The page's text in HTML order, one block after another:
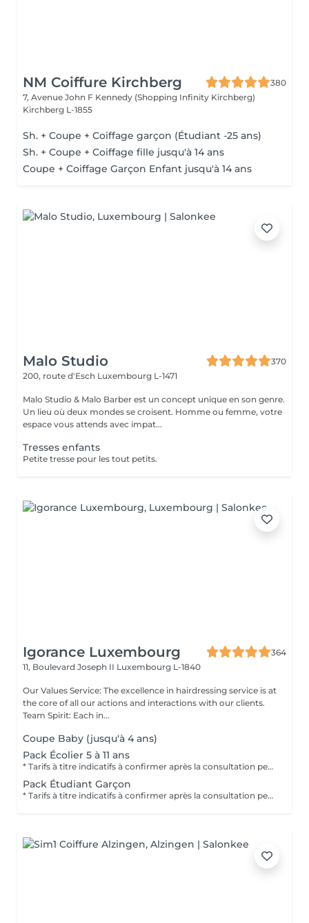
NM Coiffure Kirchberg
380
7, Avenue John F Kennedy (Shopping Infinity Kirchberg)
Kirchberg L-1855
Sh. + Coupe + Coiffage garçon (Étudiant -25 ans)
Sh. + Coupe + Coiffage fille jusqu'à 14 ans
Coupe + Coiffage Garçon Enfant jusqu'à 14 ans
Malo Studio
370
200, route d'Esch Luxembourg L-1471
Malo Studio & Malo Barber est un concept unique en son genre.
Un lieu où deux mondes se croisent. Homme ou femme, votre
espace vous attends avec impat...
Tresses enfants
Petite tresse pour les tout petits.
Igorance Luxembourg
364
11, Boulevard Joseph II Luxembourg L-1840
Our Values Service: The excellence in hairdressing service is at
the core of all our actions and interactions with our clients.
Team Spirit: Each in...
Coupe Baby (jusqu'à 4 ans)
Pack Écolier 5 à 11 ans
* Tarifs à titre indicatifs à confirmer après la consultation personnalisée établit auprès de votre coiffeur/stylist/spécialiste * La direction se réserve le droit dapporter des modifications pour le bon fonctionnement du salon
Pack Étudiant Garçon
* Tarifs à titre indicatifs à confirmer après la consultation personnalisée établit auprès de votre coiffeur/stylist/spécialiste * La direction se réserve le droit dapporter des modifications pour le bon fonctionnement du salon